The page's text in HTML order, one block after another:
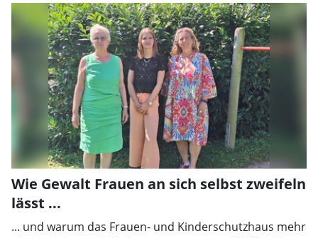
wurden verwüstet. Allein im Ahrtal verloren 135
Menschen ihr Leben, viele standen plötzlich vor dem
Nichts.
Wie Gewalt Frauen an sich selbst zweifeln
lässt ...
... und warum das Frauen- und Kinderschutzhaus mehr